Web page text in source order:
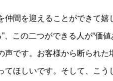
仲間を迎えることができて嬉
、この二つができる人が“価
です。お客様から断られた
ほしいです。そして、こう